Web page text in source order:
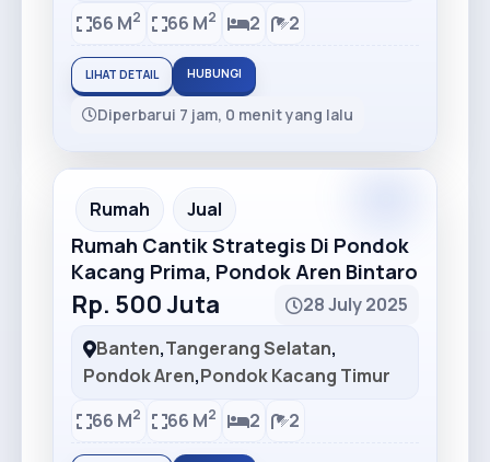
66 M2 66 M2 2 2
LIHAT DETAIL HUBUNGI
Diperbarui 7 jam, 0 menit yang lalu
Rumah Jual
Rumah Cantik Strategis Di Pondok
Kacang Prima, Pondok Aren Bintaro
Rp. 500 Juta
28 July 2025
Banten,Tangerang Selatan,
Pondok Aren,Pondok Kacang Timur
66 M2 66 M2 2 2